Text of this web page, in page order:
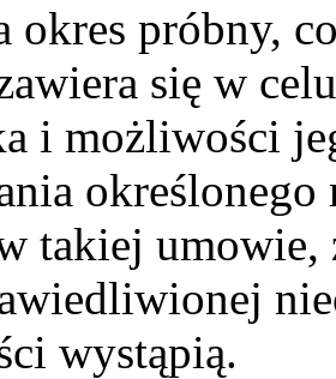
okres próbny,
się w
i możliwości
określonego
takiej umowie,
wystąpią.